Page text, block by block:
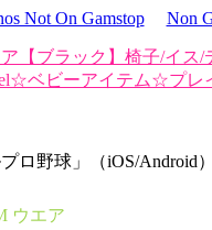
Not On Gamstop Non
【ブラック】椅子/イス/
ベビーアイテム☆プレ
ロ野球」（iOS/Android
ウエア